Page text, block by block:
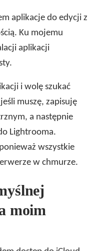
aplikacje do edycji z
Ku mojemu
aplikacji
i wolę szukać
muszę, zapisuję
a następnie
Lightrooma.
wszystkie
w chmurze.
moim